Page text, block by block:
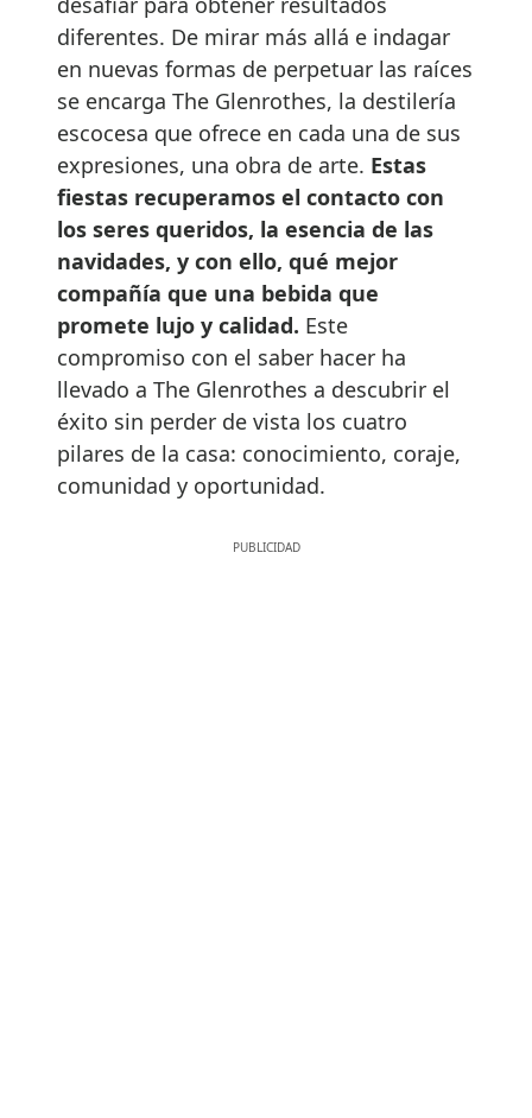
diferentes. De mirar más allá e indagar
en nuevas formas de perpetuar las raíces
se encarga The Glenrothes, la destilería
escocesa que ofrece en cada una de sus
expresiones, una obra de arte. Estas
fiestas recuperamos el contacto con
los seres queridos, la esencia de las
navidades, y con ello, qué mejor
compañía que una bebida que
promete lujo y calidad. Este
compromiso con el saber hacer ha
llevado a The Glenrothes a descubrir el
éxito sin perder de vista los cuatro
pilares de la casa: conocimiento, coraje,
comunidad y oportunidad.